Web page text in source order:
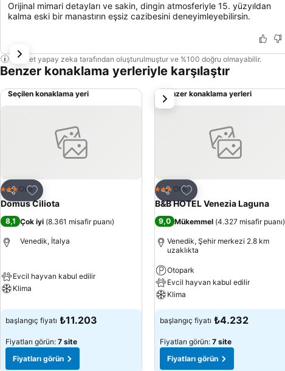
Orijinal mimari detayları ve sakin, dingin atmosferiyle 15. yüzyıldan
kalma eski bir manastırın eşsiz cazibesini deneyimleyebilirsin.
Bu özet yapay zeka tarafından oluşturulmuştur ve %100 doğru olmayabilir.
Benzer konaklama yerleriyle karşılaştır
Seçilen konaklama yeri
Paylaş
Favorilerime ekle
3 YıldızOtel
Domus Ciliota
8,1 Çok iyi (8.361 misafir puanı)
Venedik, İtalya
Evcil hayvan kabul edilir
Klima
başlangıç fiyatı ₺11.203
Fiyatları görün: 7 site
Fiyatları görün
Benzer konaklama yerleri
Paylaş
Favorilerime ekle
3 YıldızOtel
B&B HOTEL Venezia Laguna
9,0 Mükemmel (4.327 misafir puanı)
Venedik, Şehir merkezi 2.8 km
uzaklıkta
Otopark
Evcil hayvan kabul edilir
Klima
başlangıç fiyatı ₺4.232
Fiyatları görün: 7 site
Fiyatları görün
sonraki